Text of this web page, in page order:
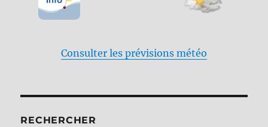
Consulter les prévisions météo
RECHERCHER